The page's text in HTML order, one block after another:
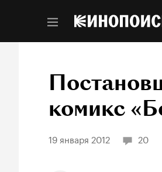
комикс
19 января 2012 20